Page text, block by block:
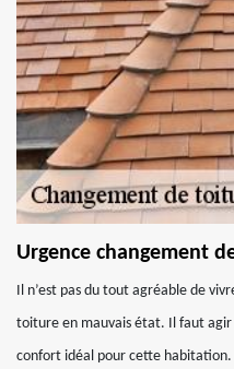
Urgence changement
Il n’est pas du tout agréable de
toiture en mauvais état. Il faut
confort idéal pour cette habitation.